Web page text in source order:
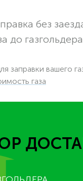
без
до
заправки вашего
газа